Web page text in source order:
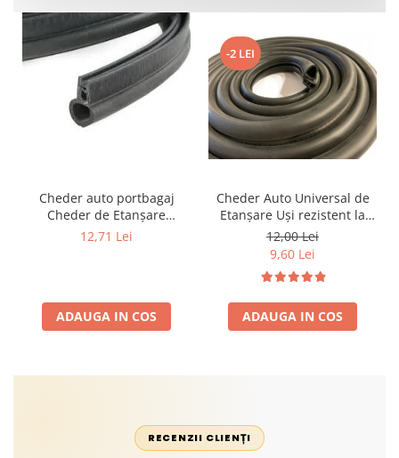
Cheder auto portbagaj
Cheder de Etanșare
Profesional din Cauciuc -
Liniar
12,71 Lei
ADAUGA IN COS
-2 LEI
Cheder Auto Universal de
Etanșare Uși rezistent la
intemperii, raze UV,
îmbătrânire și temperaturi
extreme
12,00 Lei
9,60 Lei
ADAUGA IN COS
RECENZII CLIENȚI